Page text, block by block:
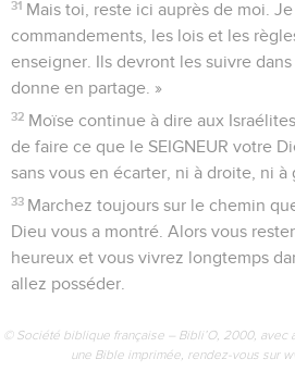
31 Mais toi, reste ici auprès de moi.
commandements, les lois et les
enseigner. Ils devront les suivre
donne en partage. »
32 Moïse continue à dire aux
de faire ce que le SEIGNEUR votre
sans vous en écarter, ni à droite, ni à
33 Marchez toujours sur le chemin
Dieu vous a montré. Alors vous
heureux et vous vivrez longtemps
allez posséder.
© Société biblique française – Bibli’O, 2000, avec
une Bible imprimée, rendez-vous sur